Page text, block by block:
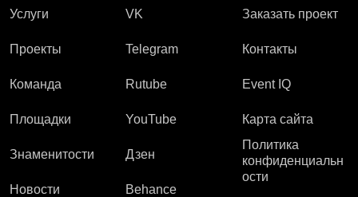
Услуги
Проекты
Команда
Площадки
Знаменитости
Новости
VK
Telegram
Rutube
YouTube
Дзен
Behance
Заказать проект
Контакты
Event IQ
Карта сайта
Политика
конфиденциальн
ости